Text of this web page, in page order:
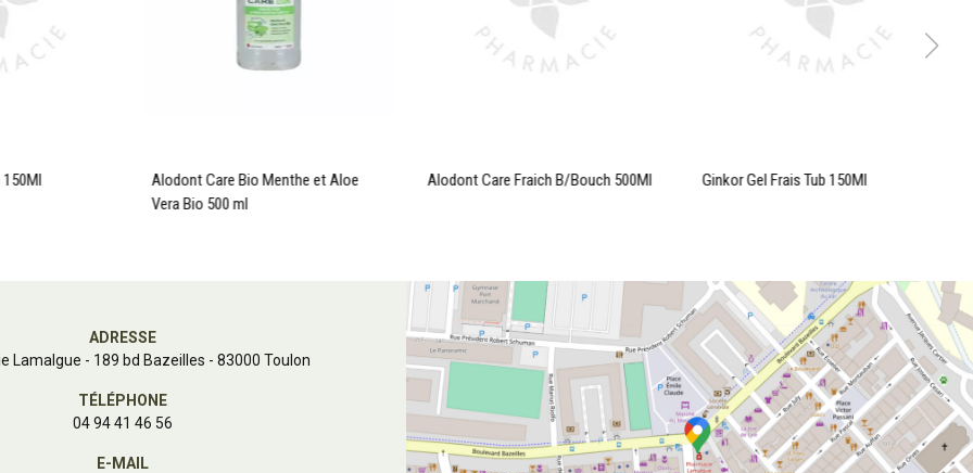
150Ml
Alodont Care Bio Menthe et Aloe
Vera Bio 500 ml
Alodont Care Fraich B/Bouch 500Ml Ginkor Gel Frais Tub 150Ml
ADRESSE
Lamalgue - 189 bd Bazeilles - 83000 Toulon
TÉLÉPHONE
04 94 41 46 56
E-MAIL